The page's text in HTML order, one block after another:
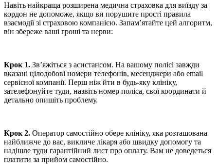
Навіть найкраща розширена медична страховка для виїзду за
кордон не допоможе, якщо ви порушите прості правила
взаємодії зі страховою компанією. Запам’ятайте цей алгоритм,
він збереже ваші гроші та нерви:
Крок 1. Зв’яжіться з асистансом. На вашому полісі завжди
вказані цілодобові номери телефонів, месенджери або email
сервісної компанії. Перш ніж йти в будь-яку клініку,
зателефонуйте туди, назвіть номер поліса, свої координати й
детально опишіть проблему.
Крок 2. Оператор самостійно обере клініку, яка розташована
найближче до вас, викличе лікаря або швидку допомогу та
надішле туди гарантійний лист про оплату. Вам не доведеться
платити за прийом самостійно.